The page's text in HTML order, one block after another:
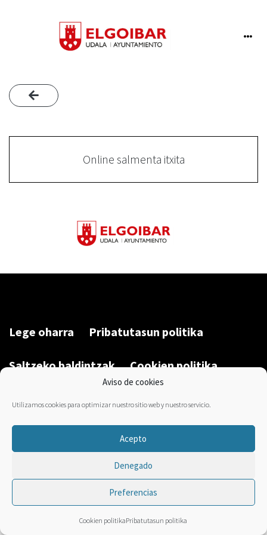
Aviso de cookies
Utilizamos cookies para optimizar nuestro sitio web y nuestro servicio.
Acepto
Denegado
Preferencias
Cookien politikaPribatutasun politika
Online salmenta itxita
Lege oharra Pribatutasun politika
Saltzeko baldintzak Cookien politika
Garatu du/Desarrollado por:Bravo Manager2026